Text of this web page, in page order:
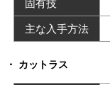
固有技
主な入手方法
カットラス